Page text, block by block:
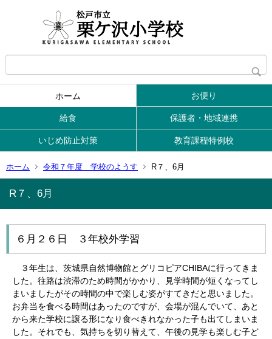
ホーム お便り
給食 保護者・地域連携
いじめ防止対策 教育課程特例校
ホーム 令和７年度 学校のようす R７、6月
R７、6月
６月２６日 ３年校外学習
３年生は、茨城県自然博物館とグリコピアCHIBAに行ってきま
した。往路は渋滞のため時間がかかり、見学時間が短くなってし
まいましたがその時間の中で楽しむ姿がすてきだと思いました。
お弁当を食べる時間はあったのですが、会場が混んでいて、あと
から来た学校に譲る形になり食べきれなかった子も出てしまいま
した。それでも、気持ちを切り替えて、午後の見学も楽しむ子ど